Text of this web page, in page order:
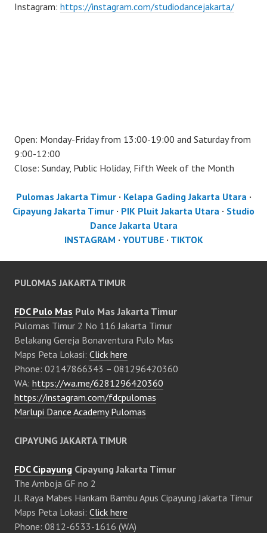
Instagram: https://instagram.com/studiodancejakarta/
Open: Monday-Friday from 13:00-19:00 and Saturday from
9:00-12:00
Close: Sunday, Public Holiday, Fifth Week of the Month
Pulomas Jakarta Timur· Kelapa Gading Jakarta Utara·
Cipayung Jakarta Timur · PIK Pluit Jakarta Utara · Studio
Dance Jakarta Utara
INSTAGRAM · YOUTUBE· TIKTOK
PULOMAS JAKARTA TIMUR
FDC Pulo Mas Pulo Mas Jakarta Timur
Pulomas Timur 2 No 116 Jakarta Timur
Belakang Gereja Bonaventura Pulo Mas
Maps Peta Lokasi: Click here
Phone: 02147866343 – 081296420360
WA: https://wa.me/6281296420360
https://instagram.com/fdcpulomas
Marlupi Dance Academy Pulomas
CIPAYUNG JAKARTA TIMUR
FDC Cipayung Cipayung Jakarta Timur
The Amboja GF no 2
Jl. Raya Mabes Hankam Bambu Apus Cipayung Jakarta Timur
Maps Peta Lokasi: Click here
Phone: 0812-6533-1616 (WA)